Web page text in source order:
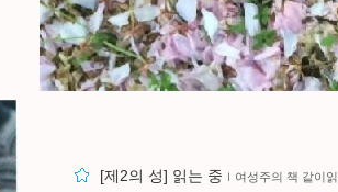
[제2의 성] 읽는 중 ｌ 여성주의 책 같이읽